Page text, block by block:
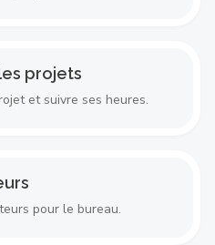
projets
et suivre ses heures.
pour le bureau.